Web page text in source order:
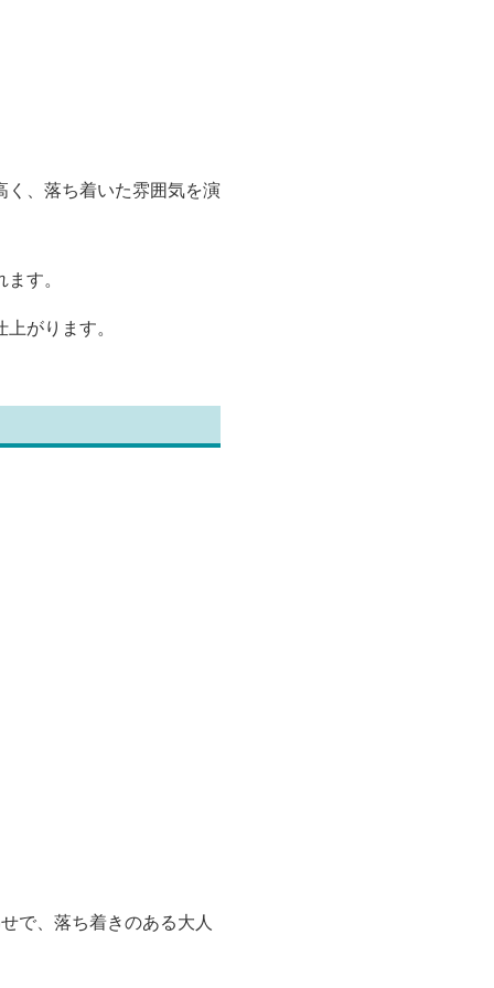
く、落ち着いた雰囲気を演
す。
がります。
で、落ち着きのある大人